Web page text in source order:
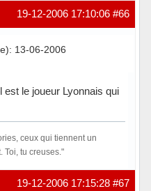
#66
19-12-2006 17:10:06
13-06-2006
le joueur Lyonnais qui
ceux qui tiennent un
Toi, tu creuses."
#67
19-12-2006 17:15:28